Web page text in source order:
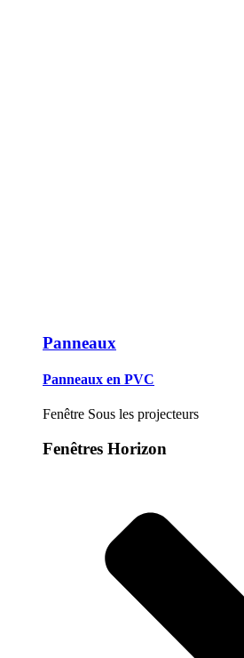
Panneaux
Panneaux en PVC
Fenêtre Sous les projecteurs
Fenêtres Horizon